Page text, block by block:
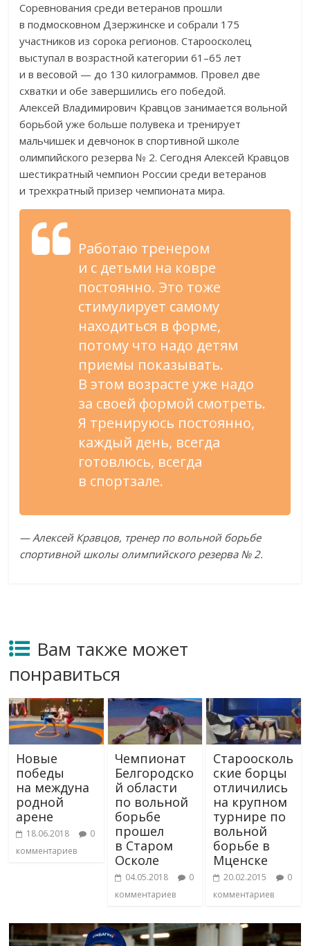
Соревнования среди ветеранов прошли
в подмосковном Дзержинске и собрали 175
участников из сорока регионов. Староосколец
выступал в возрастной категории 61 –65 лет
и в весовой — до 130 килограммов. Провел две
схватки и обе завершились его победой.
Алексей Владимирович Кравцов занимается вольной
борьбой уже больше полувека и тренирует
мальчишек и девчонок в спортивной школе
олимпийского резерва № 2. Сегодня Алексей Кравцов
шестикратный чемпион России среди ветеранов
и трехкратный призер чемпионата мира.
Работаю тренером
и с детьми на ковре
постоянно. Это тоже
стимулирует самому
находиться в форме,
потому что надо детям
приемы показывать.
В этом возрасте уже надо
за своей формой смотреть.
Я тренируюсь постоянно,
каждый день, всегда
готовлюсь, всегда
в спортзале.
— Алексей Кравцов, тренер по вольной борьбе
спортивной школы олимпийского резерва № 2.
Вам также может
понравиться
Новые
победы
на междуна
родной
арене
18.06.2018
0
комментариев
Чемпионат
Белгородско
й области
по вольной
борьбе
прошел
в Старом
Осколе
04.05.2018
0
комментариев
Староосколь
ские борцы
отличились
на крупном
турнире по
вольной
борьбе в
Мценске
20.02.2015
0
комментариев